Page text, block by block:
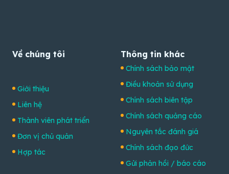
Về chúng tôi
Giới thiệu
Liên hệ
Thành viên phát triển
Đơn vị chủ quản
Hợp tác
Thông tin khác
Chính sách bảo mật
Điều khoản sử dụng
Chính sách biên tập
Chính sách quảng cáo
Nguyên tắc đánh giá
Chính sách đạo đức
Gửi phản hồi / báo cáo